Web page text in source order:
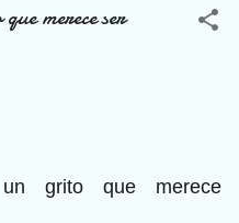
merece ser
grito que merece